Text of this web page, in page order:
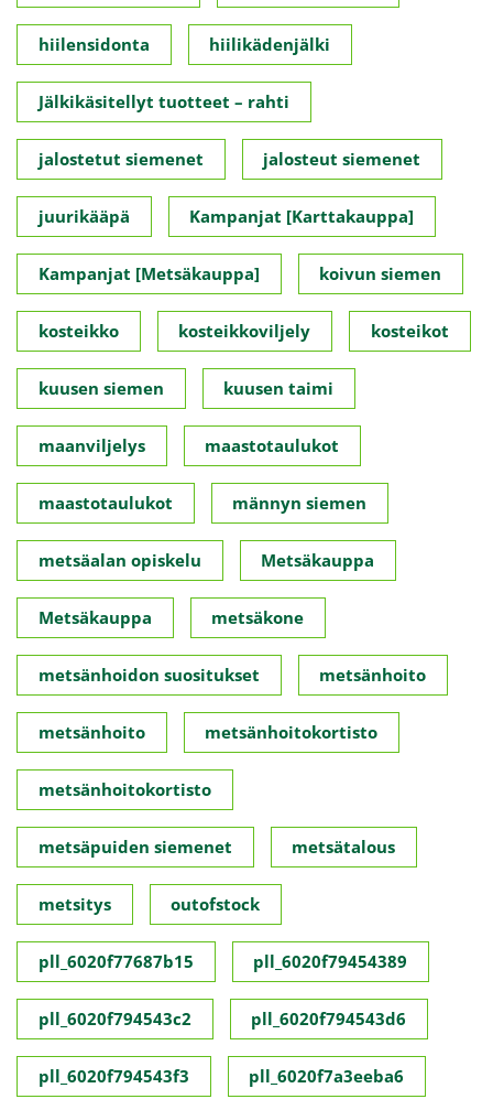
hiilensidonta hiilikädenjälki
Jälkikäsitellyt tuotteet – rahti
jalostetut siemenet jalosteut siemenet
juurikääpä Kampanjat [Karttakauppa]
Kampanjat [Metsäkauppa] koivun siemen
kosteikko kosteikkoviljely kosteikot
kuusen siemen kuusen taimi
maanviljelys maastotaulukot
maastotaulukot männyn siemen
metsäalan opiskelu Metsäkauppa
Metsäkauppa metsäkone
metsänhoidon suositukset metsänhoito
metsänhoito metsänhoitokortisto
metsänhoitokortisto
metsäpuiden siemenet metsätalous
metsitys outofstock
pll_6020f77687b15 pll_6020f79454389
pll_6020f794543c2 pll_6020f794543d6
pll_6020f794543f3 pll_6020f7a3eeba6